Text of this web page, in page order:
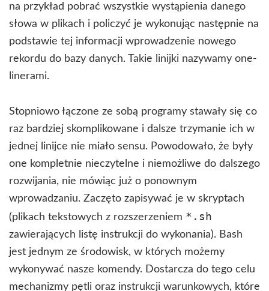
na przykład pobrać wszystkie wystąpienia danego
słowa w plikach i policzyć je wykonując następnie na
podstawie tej informacji wprowadzenie nowego
rekordu do bazy danych. Takie linijki nazywamy one-
linerami.
Stopniowo łączone ze sobą programy stawały się co
raz bardziej skomplikowane i dalsze trzymanie ich w
jednej linijce nie miało sensu. Powodowało, że były
one kompletnie nieczytelne i niemożliwe do dalszego
rozwijania, nie mówiąc już o ponownym
wprowadzaniu. Zaczęto zapisywać je w skryptach
(plikach tekstowych z rozszerzeniem *.sh
zawierających listę instrukcji do wykonania). Bash
jest jednym ze środowisk, w których możemy
wykonywać nasze komendy. Dostarcza do tego celu
mechanizmy pętli oraz instrukcji warunkowych, które